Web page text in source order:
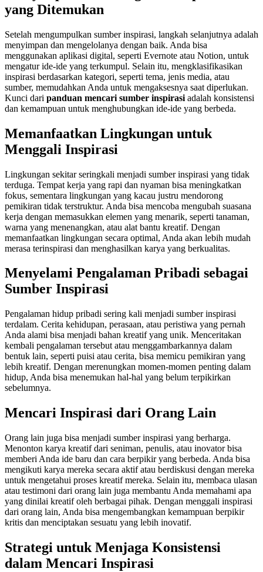
yang Ditemukan
Setelah mengumpulkan sumber inspirasi, langkah selanjutnya adalah
menyimpan dan mengelolanya dengan baik. Anda bisa
menggunakan aplikasi digital, seperti Evernote atau Notion, untuk
mengatur ide-ide yang terkumpul. Selain itu, mengklasifikasikan
inspirasi berdasarkan kategori, seperti tema, jenis media, atau
sumber, memudahkan Anda untuk mengaksesnya saat diperlukan.
Kunci dari panduan mencari sumber inspirasi adalah konsistensi
dan kemampuan untuk menghubungkan ide-ide yang berbeda.
Memanfaatkan Lingkungan untuk
Menggali Inspirasi
Lingkungan sekitar seringkali menjadi sumber inspirasi yang tidak
terduga. Tempat kerja yang rapi dan nyaman bisa meningkatkan
fokus, sementara lingkungan yang kacau justru mendorong
pemikiran tidak terstruktur. Anda bisa mencoba mengubah suasana
kerja dengan memasukkan elemen yang menarik, seperti tanaman,
warna yang menenangkan, atau alat bantu kreatif. Dengan
memanfaatkan lingkungan secara optimal, Anda akan lebih mudah
merasa terinspirasi dan menghasilkan karya yang berkualitas.
Menyelami Pengalaman Pribadi sebagai
Sumber Inspirasi
Pengalaman hidup pribadi sering kali menjadi sumber inspirasi
terdalam. Cerita kehidupan, perasaan, atau peristiwa yang pernah
Anda alami bisa menjadi bahan kreatif yang unik. Menceritakan
kembali pengalaman tersebut atau menggambarkannya dalam
bentuk lain, seperti puisi atau cerita, bisa memicu pemikiran yang
lebih kreatif. Dengan merenungkan momen-momen penting dalam
hidup, Anda bisa menemukan hal-hal yang belum terpikirkan
sebelumnya.
Mencari Inspirasi dari Orang Lain
Orang lain juga bisa menjadi sumber inspirasi yang berharga.
Menonton karya kreatif dari seniman, penulis, atau inovator bisa
memberi Anda ide baru dan cara berpikir yang berbeda. Anda bisa
mengikuti karya mereka secara aktif atau berdiskusi dengan mereka
untuk mengetahui proses kreatif mereka. Selain itu, membaca ulasan
atau testimoni dari orang lain juga membantu Anda memahami apa
yang dinilai kreatif oleh berbagai pihak. Dengan menggali inspirasi
dari orang lain, Anda bisa mengembangkan kemampuan berpikir
kritis dan menciptakan sesuatu yang lebih inovatif.
Strategi untuk Menjaga Konsistensi
dalam Mencari Inspirasi